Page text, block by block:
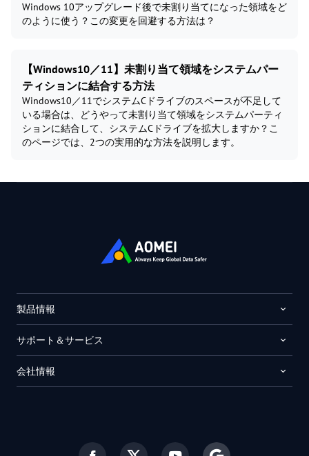
Windows 10アップグレード後で未割り当てになった領域をど
のように使う？この変更を回避する方法は？
【Windows10／11】未割り当て領域をシステムパー
ティションに結合する方法
Windows10／11でシステムCドライブのスペースが不足して
いる場合は、どうやって未割り当て領域をシステムパーティ
ションに結合して、システムCドライブを拡大しますか？こ
のページでは、2つの実用的な方法を説明します。
製品情報
サポート＆サービス
会社情報